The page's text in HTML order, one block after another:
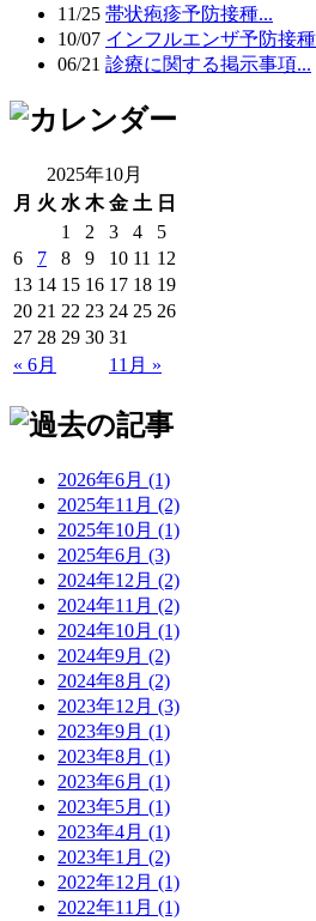
11/25 帯状疱疹予防接種...
10/07 インフルエンザ予防接
06/21 診療に関する掲示事項...
2025年10月
月 火 水 木 金 土 日
« 6月 11月 »
1 2 3 4
5
6
7 8 9 10 11 12
13 14 15 16 17 18 19
20 21 22 23 24 25 26
27 28 29 30 31
2026年6月 (1)
2025年11月 (2)
2025年10月 (1)
2025年6月 (3)
2024年12月 (2)
2024年11月 (2)
2024年10月 (1)
2024年9月 (2)
2024年8月 (2)
2023年12月 (3)
2023年9月 (1)
2023年8月 (1)
2023年6月 (1)
2023年5月 (1)
2023年4月 (1)
2023年1月 (2)
2022年12月 (1)
2022年11月 (1)